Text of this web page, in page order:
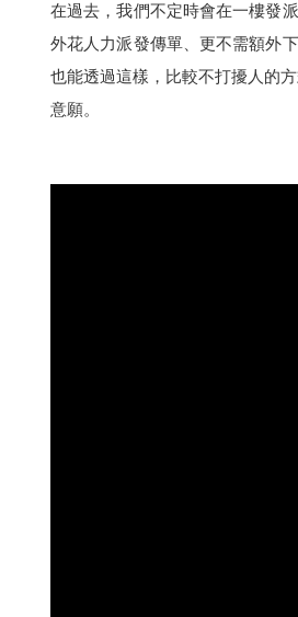
在過去，我們不定時會在一樓發
外花人力派發傳單、更不需額外
也能透過這樣，比較不打擾人的
意願。